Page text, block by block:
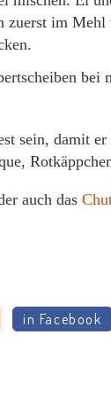
zuerst im
sein, damit
auch das
in Facebook